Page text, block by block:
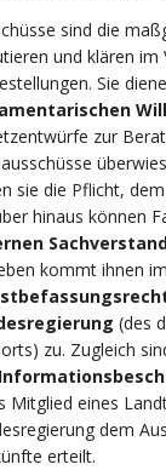
sind die
und klären
Sie
zur
sie die Pflicht,
hinaus können
kommt ihnen
(des
zu. Zugleich
Mitglied eines
dem
erteilt.